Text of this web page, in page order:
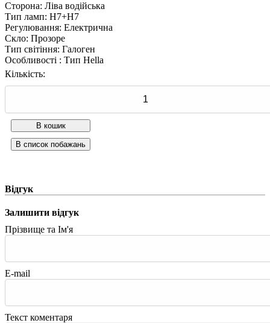
Сторона: Ліва водійська
Тип ламп: H7+H7
Регулювання: Електрична
Скло: Прозоре
Тип світіння: Галоген
Особливості : Тип Hella
Кількість:
Відгук
Залишити відгук
Прізвище та Ім'я
E-mail
Текст коментаря